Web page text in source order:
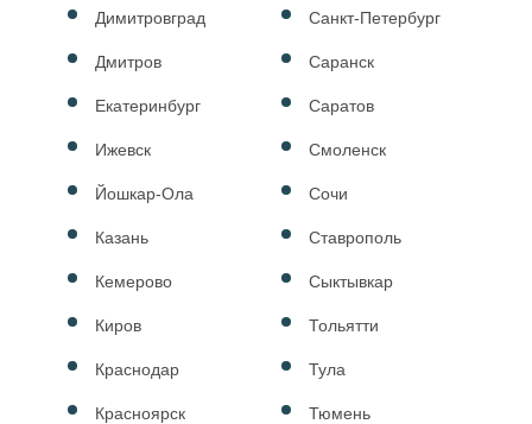
Димитровград
Дмитров
Екатеринбург
Ижевск
Йошкар-Ола
Казань
Кемерово
Киров
Краснодар
Красноярск
Санкт-Петербург
Саранск
Саратов
Смоленск
Сочи
Ставрополь
Сыктывкар
Тольятти
Тула
Тюмень